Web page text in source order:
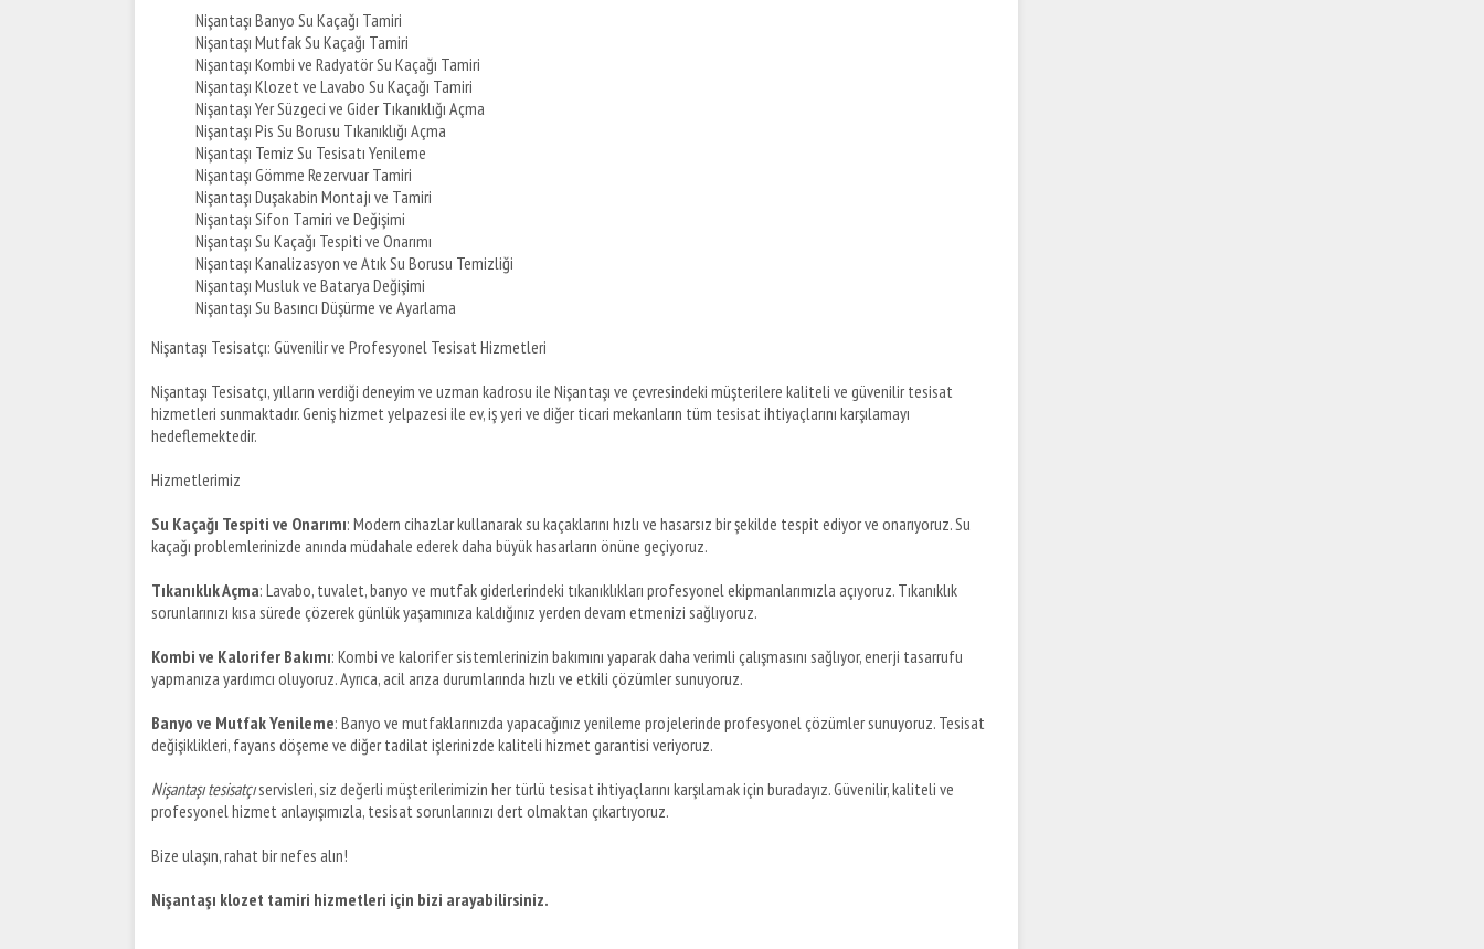
Nişantaşı Banyo Su Kaçağı Tamiri
Nişantaşı Mutfak Su Kaçağı Tamiri
Nişantaşı Kombi ve Radyatör Su Kaçağı Tamiri
Nişantaşı Klozet ve Lavabo Su Kaçağı Tamiri
Nişantaşı Yer Süzgeci ve Gider Tıkanıklığı Açma
Nişantaşı Pis Su Borusu Tıkanıklığı Açma
Nişantaşı Temiz Su Tesisatı Yenileme
Nişantaşı Gömme Rezervuar Tamiri
Nişantaşı Duşakabin Montajı ve Tamiri
Nişantaşı Sifon Tamiri ve Değişimi
Nişantaşı Su Kaçağı Tespiti ve Onarımı
Nişantaşı Kanalizasyon ve Atık Su Borusu Temizliği
Nişantaşı Musluk ve Batarya Değişimi
Nişantaşı Su Basıncı Düşürme ve Ayarlama
Nişantaşı Tesisatçı: Güvenilir ve Profesyonel Tesisat Hizmetleri
Nişantaşı Tesisatçı, yılların verdiği deneyim ve uzman kadrosu ile Nişantaşı ve çevresindeki müşterilere kaliteli ve güvenilir tesisat
hizmetleri sunmaktadır. Geniş hizmet yelpazesi ile ev, iş yeri ve diğer ticari mekanların tüm tesisat ihtiyaçlarını karşılamayı
hedeflemektedir.
Hizmetlerimiz
Su Kaçağı Tespiti ve Onarımı: Modern cihazlar kullanarak su kaçaklarını hızlı ve hasarsız bir şekilde tespit ediyor ve onarıyoruz. Su
kaçağı problemlerinizde anında müdahale ederek daha büyük hasarların önüne geçiyoruz.
Tıkanıklık Açma: Lavabo, tuvalet, banyo ve mutfak giderlerindeki tıkanıklıkları profesyonel ekipmanlarımızla açıyoruz. Tıkanıklık
sorunlarınızı kısa sürede çözerek günlük yaşamınıza kaldığınız yerden devam etmenizi sağlıyoruz.
Kombi ve Kalorifer Bakımı: Kombi ve kalorifer sistemlerinizin bakımını yaparak daha verimli çalışmasını sağlıyor, enerji tasarrufu
yapmanıza yardımcı oluyoruz. Ayrıca, acil arıza durumlarında hızlı ve etkili çözümler sunuyoruz.
Banyo ve Mutfak Yenileme: Banyo ve mutfaklarınızda yapacağınız yenileme projelerinde profesyonel çözümler sunuyoruz. Tesisat
değişiklikleri, fayans döşeme ve diğer tadilat işlerinizde kaliteli hizmet garantisi veriyoruz.
Nişantaşı tesisatçıservisleri, siz değerli müşterilerimizin her türlü tesisat ihtiyaçlarını karşılamak için buradayız. Güvenilir, kaliteli ve
profesyonel hizmet anlayışımızla, tesisat sorunlarınızı dert olmaktan çıkartıyoruz.
Bize ulaşın, rahat bir nefes alın!
Nişantaşı klozet tamiri hizmetleri için bizi arayabilirsiniz.